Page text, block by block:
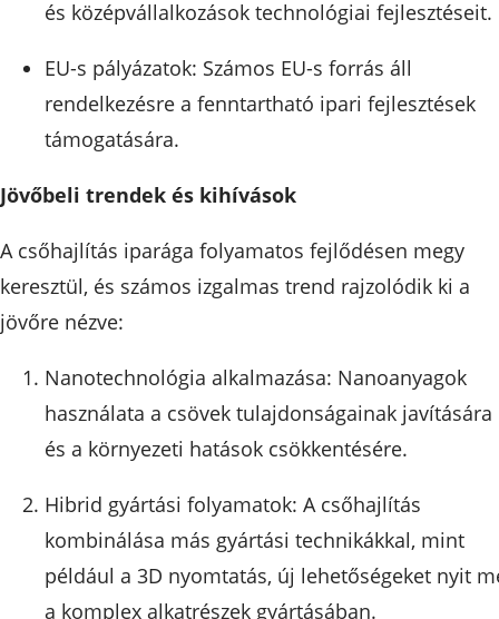
és középvállalkozások technológiai fejlesztéseit.
EU-s pályázatok: Számos EU-s forrás áll
rendelkezésre a fenntartható ipari fejlesztések
támogatására.
Jövőbeli trendek és kihívások
A csőhajlítás iparága folyamatos fejlődésen megy
keresztül, és számos izgalmas trend rajzolódik ki a
jövőre nézve:
Nanotechnológia alkalmazása: Nanoanyagok
használata a csövek tulajdonságainak javítására
és a környezeti hatások csökkentésére.
Hibrid gyártási folyamatok: A csőhajlítás
kombinálása más gyártási technikákkal, mint
például a 3D nyomtatás, új lehetőségeket nyit
a komplex alkatrészek gyártásában.